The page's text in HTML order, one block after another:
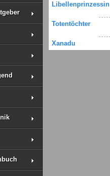
Libellenprinzessin
Totentöchter
Xanadu